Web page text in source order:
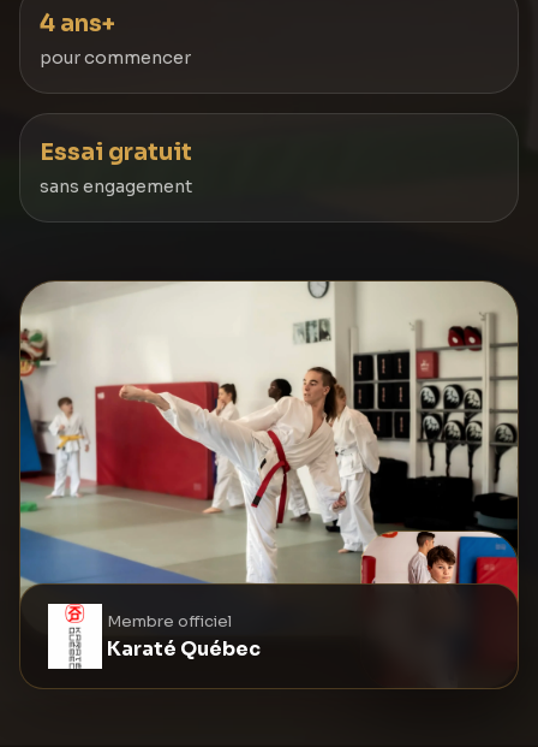
4 ans+
pour commencer
Essai gratuit
sans engagement
Membre officiel
Karaté Québec